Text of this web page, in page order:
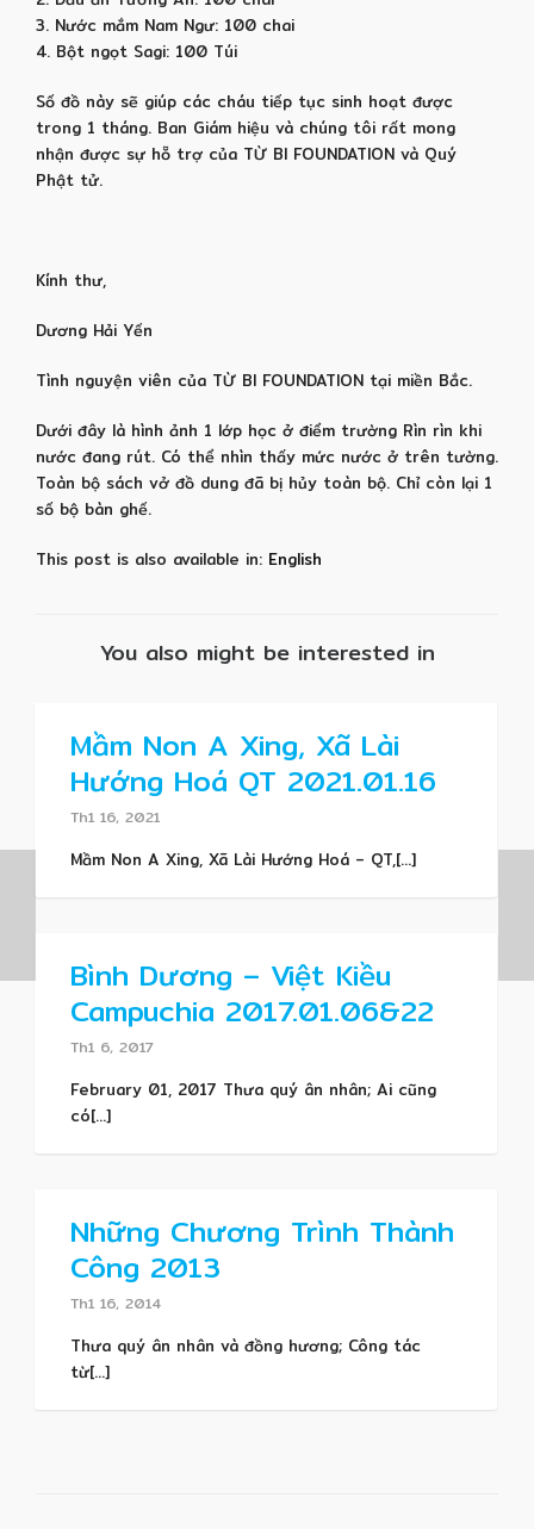
3. Nước mắm Nam Ngư: 100 chai
4. Bột ngọt Sagi: 100 Túi
Số đồ này sẽ giúp các cháu tiếp tục sinh hoạt được
trong 1 tháng. Ban Giám hiệu và chúng tôi rất mong
nhận được sự hỗ trợ của TỪ BI FOUNDATION và Quý
Phật tử.
Kính thư,
Dương Hải Yến
Tình nguyện viên của TỪ BI FOUNDATION tại miền Bắc.
Dưới đây là hình ảnh 1 lớp học ở điểm trường Rìn rìn khi
nước đang rút. Có thể nhìn thấy mức nước ở trên tường.
Toàn bộ sách vở đồ dung đã bị hủy toàn bộ. Chỉ còn lại 1
số bộ bàn ghế.
This post is also available in: English
You also might be interested in
Mầm Non A Xing, Xã Lài
Hướng Hoá QT 2021.01.16
Th1 16, 2021
Mầm Non A Xing, Xã Lài Hướng Hoá – QT,[...]
Bình Dương – Việt Kiều
Campuchia 2017.01.06&22
Th1 6, 2017
February 01, 2017 Thưa quý ân nhân; Ai cũng
có[...]
Những Chương Trình Thành
Công 2013
Th1 16, 2014
Thưa quý ân nhân và đồng hương; Công tác
từ[...]